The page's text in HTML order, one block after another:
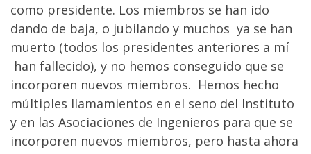
como presidente. Los miembros se han ido
dando de baja, o jubilando y muchos ya se han
muerto (todos los presidentes anteriores a mí
han fallecido), y no hemos conseguido que se
incorporen nuevos miembros. Hemos hecho
múltiples llamamientos en el seno del Instituto
y en las Asociaciones de Ingenieros para que se
incorporen nuevos miembros, pero hasta ahora